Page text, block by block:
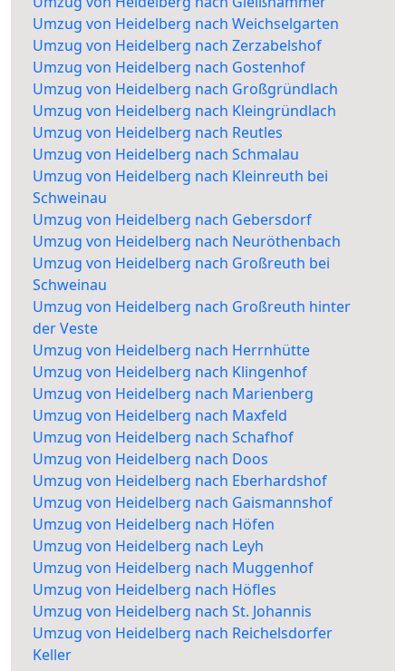
Umzug von Heidelberg nach Weichselgarten
Umzug von Heidelberg nach Zerzabelshof
Umzug von Heidelberg nach Gostenhof
Umzug von Heidelberg nach Großgründlach
Umzug von Heidelberg nach Kleingründlach
Umzug von Heidelberg nach Reutles
Umzug von Heidelberg nach Schmalau
Umzug von Heidelberg nach Kleinreuth bei
Schweinau
Umzug von Heidelberg nach Gebersdorf
Umzug von Heidelberg nach Neuröthenbach
Umzug von Heidelberg nach Großreuth bei
Schweinau
Umzug von Heidelberg nach Großreuth hinter
der Veste
Umzug von Heidelberg nach Herrnhütte
Umzug von Heidelberg nach Klingenhof
Umzug von Heidelberg nach Marienberg
Umzug von Heidelberg nach Maxfeld
Umzug von Heidelberg nach Schafhof
Umzug von Heidelberg nach Doos
Umzug von Heidelberg nach Eberhardshof
Umzug von Heidelberg nach Gaismannshof
Umzug von Heidelberg nach Höfen
Umzug von Heidelberg nach Leyh
Umzug von Heidelberg nach Muggenhof
Umzug von Heidelberg nach Höfles
Umzug von Heidelberg nach St. Johannis
Umzug von Heidelberg nach Reichelsdorfer
Keller